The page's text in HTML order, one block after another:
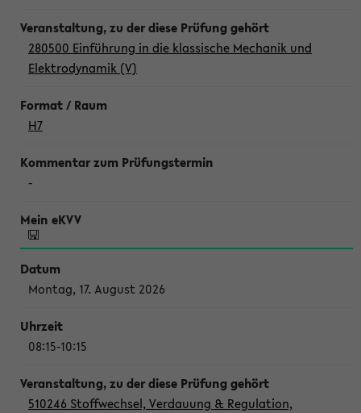
280500 Einführung in die klassische Mechanik und
Elektrodynamik (V)
H7
-
Montag, 17. August 2026
08:15-10:15
510246 Stoffwechsel, Verdauung & Regulation,